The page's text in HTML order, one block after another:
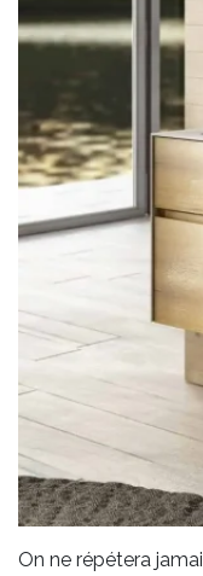
On ne répétera